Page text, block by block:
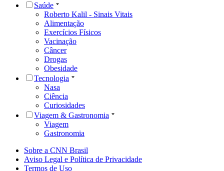
Saúde
Roberto Kalil - Sinais Vitais
Alimentação
Exercícios Físicos
Vacinação
Câncer
Drogas
Obesidade
Tecnologia
Nasa
Ciência
Curiosidades
Viagem & Gastronomia
Viagem
Gastronomia
Sobre a CNN Brasil
Aviso Legal e Política de Privacidade
Termos de Uso